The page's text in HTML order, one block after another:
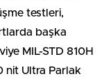
testleri,
başka
MIL-STD 810H
nit Ultra Parlak